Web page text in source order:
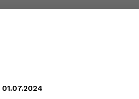
01.07.2024